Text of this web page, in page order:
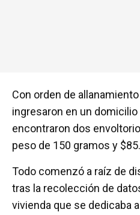
Con orden de
ingresaron en un domicilio
encontraron dos
peso de 150 gramos y
Todo comenzó a raíz de
tras la recolección de
vivienda que se dedicaba